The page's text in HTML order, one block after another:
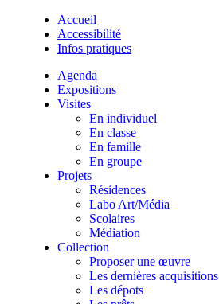
Accueil
Accessibilité
Infos pratiques
Agenda
Expositions
Visites
En individuel
En classe
En famille
En groupe
Projets
Résidences
Labo Art/Média
Scolaires
Médiation
Collection
Proposer une œuvre
Les dernières acquisitions
Les dépots